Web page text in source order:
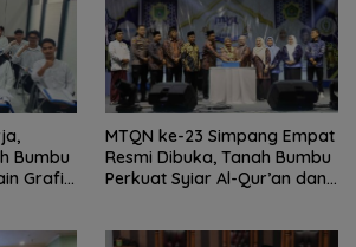
Bumbu
Grafis
MTQN ke-23 Simpang Empat
Resmi Dibuka, Tanah Bumbu
Perkuat Syiar Al-Qur’an dan